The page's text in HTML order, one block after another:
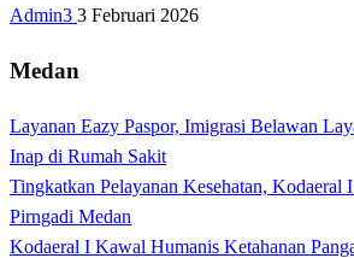
Admin3 3 Februari 2026
Medan
Layanan Eazy Paspor, Imigrasi Belawan
Inap di Rumah Sakit
Tingkatkan Pelayanan Kesehatan, Kodaeral
Pirngadi Medan‎
Kodaeral I Kawal Humanis Ketahanan